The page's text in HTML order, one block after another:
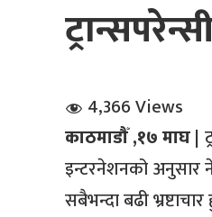
4,366 Views
काठमाडौँ ,१७ माघ |
इन्टरनेशनको अनुसार
सबैभन्दा बढी